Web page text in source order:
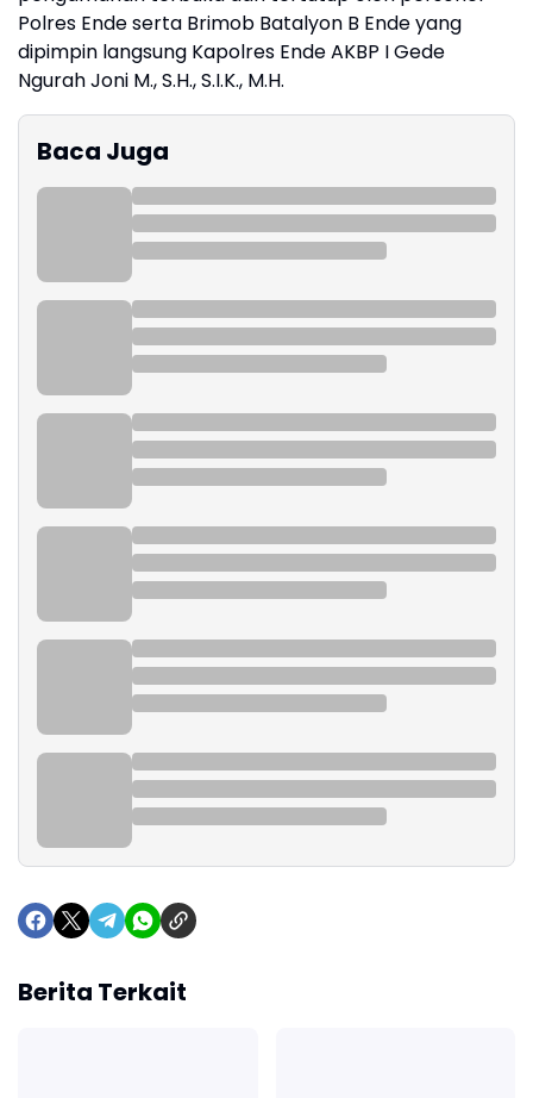
Polres Ende serta Brimob Batalyon B Ende yang
dipimpin langsung Kapolres Ende AKBP I Gede
Ngurah Joni M., S.H., S.I.K., M.H.
Baca Juga
Berita Terkait